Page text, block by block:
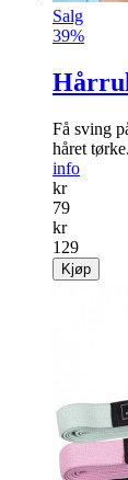
Salg
39%
Få sving
håret
info
kr
79
kr
129
Kjøp